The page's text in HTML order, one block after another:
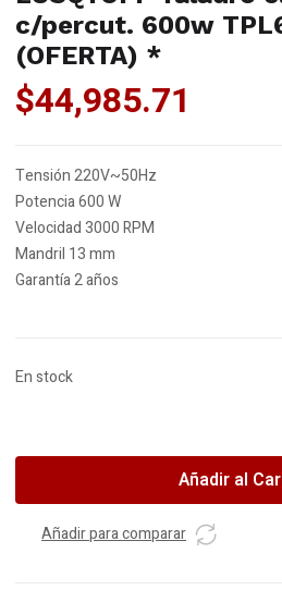
c/percut. 600w
(OFERTA) *
$44,985.71
Tensión 220V~50Hz
Potencia 600 W
Velocidad 3000 RPM
Mandril 13 mm
Garantía 2 años
En stock
elect.
600w
Añadir al
Añadir para comparar